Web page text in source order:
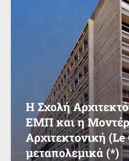
Η Σχολή
ΕΜΠ και η
Αρχιτεκτονική
μεταπολεμικά (*)